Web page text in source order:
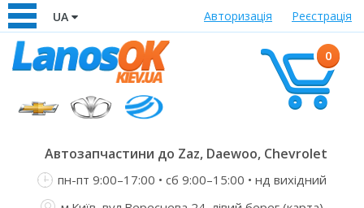
UA Авторизація Реєстрація
0
Автозапчастини до Zaz, Daewoo, Chevrolet
пн-пт 9:00–17:00 • сб 9:00–15:00 • нд вихідний